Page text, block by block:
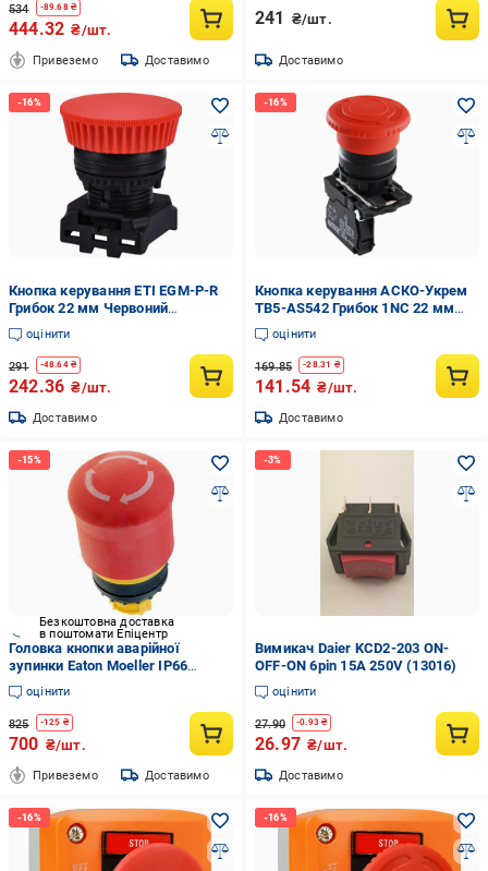
534 -89.68₴
444.32 ₴/шт.
Привеземо Доставимо
241 ₴/шт.
Доставимо
Кнопка керування ETI EGM-P-R
Грибок 22 мм Червоний
(4771280)
оцінити
291 -48.64₴
242.36 ₴/шт.
Доставимо
Кнопка керування АСКО-Укрем
TB5-AS542 Грибок 1NC 22 мм
Червоний (A0140010163)
оцінити
169.85 -28.31 ₴
141.54 ₴/шт.
Доставимо
Безкоштовна доставка
в поштомати Епіцентр
Головка кнопки аварійної
зупинки Eaton Moeller IP66
263467 M22-PVT скасування
фіксації поворотом
оцінити
825 -125 ₴
700 ₴/шт.
Привеземо Доставимо
Вимикач Daier KCD2-203 ON-
OFF-ON 6pin 15A 250V (13016)
оцінити
27.90 -0.93₴
26.97 ₴/шт.
Доставимо